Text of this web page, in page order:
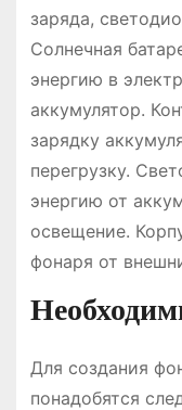
заряда,
Солнечная
энергию в
аккумулятор.
зарядку
перегрузку.
энергию от
освещение.
фонаря от
Для создания
понадобятся